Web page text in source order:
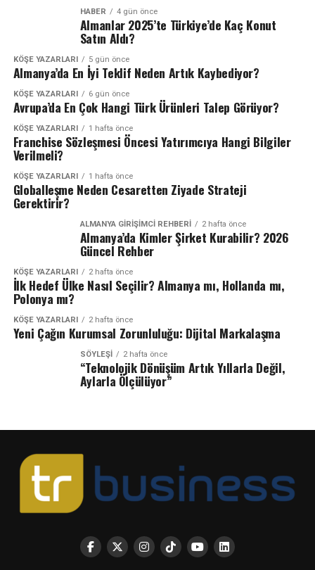
HABER 4 gün önce
Almanlar 2025’te Türkiye’de Kaç Konut
Satın Aldı?
KÖŞE YAZARLARI 5 gün önce
Almanya’da En İyi Teklif Neden Artık Kaybediyor?
KÖŞE YAZARLARI 6 gün önce
Avrupa’da En Çok Hangi Türk Ürünleri Talep Görüyor?
KÖŞE YAZARLARI 1 hafta önce
Franchise Sözleşmesi Öncesi Yatırımcıya Hangi Bilgiler
Verilmeli?
KÖŞE YAZARLARI 1 hafta önce
Globalleşme Neden Cesaretten Ziyade Strateji
Gerektirir?
ALMANYA GIRIŞIMCI REHBERI 2 hafta önce
Almanya’da Kimler Şirket Kurabilir? 2026
Güncel Rehber
KÖŞE YAZARLARI 2 hafta önce
İlk Hedef Ülke Nasıl Seçilir? Almanya mı, Hollanda mı,
Polonya mı?
KÖŞE YAZARLARI 2 hafta önce
Yeni Çağın Kurumsal Zorunluluğu: Dijital Markalaşma
SÖYLEŞİ 2 hafta önce
“Teknolojik Dönüşüm Artık Yıllarla Değil,
Aylarla Ölçülüyor”